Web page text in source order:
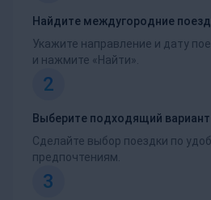
Найдите междугородние
Укажите направление и дату
и нажмите «Найти».
2
Выберите подходящий вариант
Сделайте выбор поездки по
предпочтениям.
3